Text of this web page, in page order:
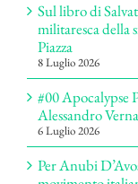
Sul libro di
militaresca della
Piazza
8 Luglio 2026
#00 Apocalypse
Alessandro Verna
6 Luglio 2026
Per Anubi